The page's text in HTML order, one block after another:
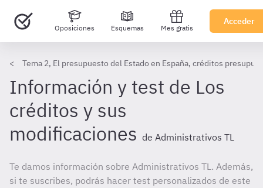
Oposiciones Esquemas Mes gratis
Acceder
Tema 2, El presupuesto del Estado en España, créditos
Información y test de Los
créditos y sus
modificaciones de Administrativos TL
Te damos información sobre Administrativos TL. Además,
si te suscribes, podrás hacer test personalizados de este